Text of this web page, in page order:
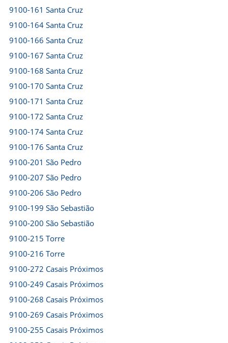
9100-161 Santa Cruz
9100-164 Santa Cruz
9100-166 Santa Cruz
9100-167 Santa Cruz
9100-168 Santa Cruz
9100-170 Santa Cruz
9100-171 Santa Cruz
9100-172 Santa Cruz
9100-174 Santa Cruz
9100-176 Santa Cruz
9100-201 São Pedro
9100-207 São Pedro
9100-206 São Pedro
9100-199 São Sebastião
9100-200 São Sebastião
9100-215 Torre
9100-216 Torre
9100-272 Casais Próximos
9100-249 Casais Próximos
9100-268 Casais Próximos
9100-269 Casais Próximos
9100-255 Casais Próximos